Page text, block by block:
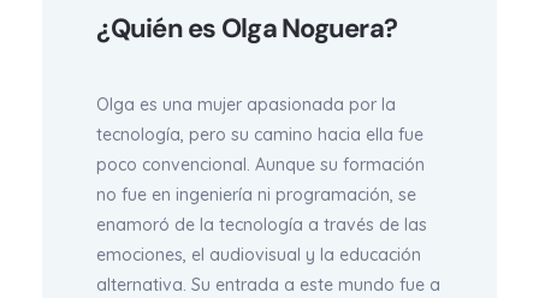
¿Quién es Olga Noguera?
Olga es una mujer apasionada por la
tecnología, pero su camino hacia ella fue
poco convencional. Aunque su formación
no fue en ingeniería ni programación, se
enamoró de la tecnología a través de las
emociones, el audiovisual y la educación
alternativa. Su entrada a este mundo fue a